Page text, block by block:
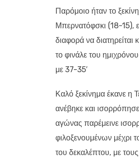
Παρόμοιο ήταν το
Μπερνατόφσκι (18-15),
διαφορά να
το φινάλε του
με 37-35′
Καλό ξεκίνημα έκανε η
ανέβηκε και
αγώνας παρέμεινε
φιλοξενουμένων μέχρι
του δεκαλέπτου, με